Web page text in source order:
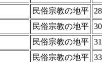
民俗宗教の地平
民俗宗教の地平
民俗宗教の地平
民俗宗教の地平